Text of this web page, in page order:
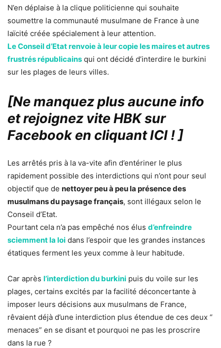
N’en déplaise à la clique politicienne qui souhaite
soumettre la communauté musulmane de France à une
laïcité créée spécialement à leur attention.
Le Conseil d’Etat renvoie à leur copie les maires et autres
frustrés républicains qui ont décidé d’interdire le burkini
sur les plages de leurs villes.
[Ne manquez plus aucune info
et rejoignez vite HBK sur
Facebook en cliquant ICI !]
Les arrêtés pris à la va-vite afin d’entériner le plus
rapidement possible des interdictions qui n’ont pour seul
objectif que de nettoyer peu à peu la présence des
musulmans du paysage français, sont illégaux selon le
Conseil d’Etat.
Pourtant cela n’a pas empêché nos élus d’enfreindre
sciemment la loi dans l’espoir que les grandes instances
étatiques ferment les yeux comme à leur habitude.
Car après l’interdiction du burkini puis du voile sur les
plages, certains excités par la facilité déconcertante à
imposer leurs décisions aux musulmans de France,
rêvaient déjà d’une interdiction plus étendue de ces deux “
menaces” en se disant et pourquoi ne pas les proscrire
dans la rue ?